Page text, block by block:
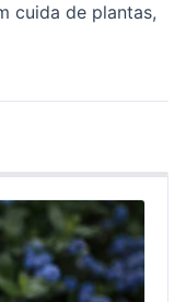
cuida de plantas,